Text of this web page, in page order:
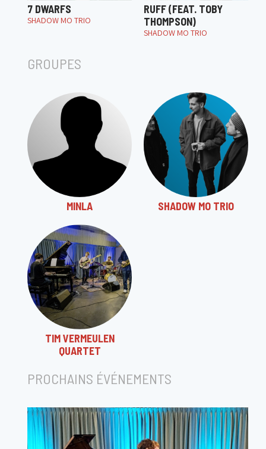
7 DWARFS
SHADOW MO TRIO
RUFF (FEAT. TOBY
THOMPSON)
SHADOW MO TRIO
GROUPES
MINLA SHADOW MO TRIO
TIM VERMEULEN
QUARTET
PROCHAINS ÉVÉNEMENTS